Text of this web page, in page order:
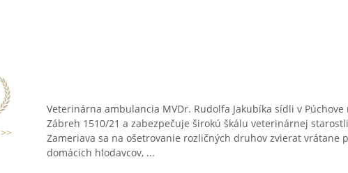
Veterinárna ambulancia MVDr. Rudolfa Jakubíka sídli v Púchove
Zábreh 1510/21 a zabezpečuje širokú škálu veterinárnej
Zameriava sa na ošetrovanie rozličných druhov zvierat vrátane
domácich hlodavcov, ...